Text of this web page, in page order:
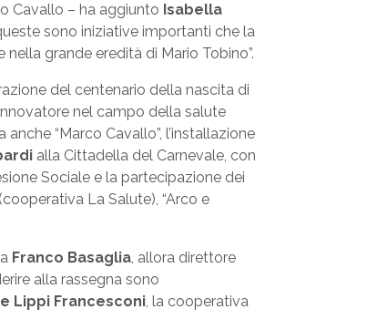
Cavallo – ha aggiunto Isabella
sono iniziative importanti che la
grande eredità di Mario Tobino”.
del centenario della nascita di
nel campo della salute
“Marco Cavallo”, l’installazione
alla Cittadella del Carnevale, con
Sociale e la partecipazione dei
La Salute), “Arco e
Franco Basaglia, allora direttore
alla rassegna sono
Lippi Francesconi, la cooperativa